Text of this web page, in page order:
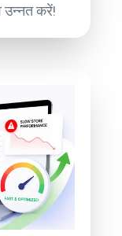
उन्नत करें!